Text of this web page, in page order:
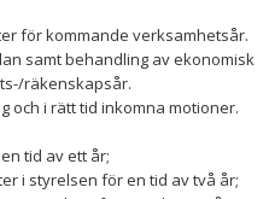
för kommande verksamhetsår.
samt behandling av ekonomisk
räkenskapsår.
och i rätt tid inkomna motioner.
tid av ett år;
i styrelsen för en tid av två år;